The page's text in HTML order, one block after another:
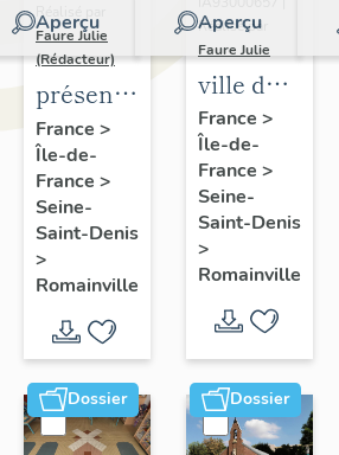
Aperçu
Réalisé par
Faure Julie
(Rédacteur)
présentation
de
l'inventaire
de la
commune
de
Romainville
France >
Île-de-
France >
Seine-
Saint-Denis
>
Romainville
Aperçu
Réalisé par
Faure Julie
ville de
Romainville
France >
Île-de-
France >
Seine-
Saint-Denis
>
Romainville
Dossier Dossier